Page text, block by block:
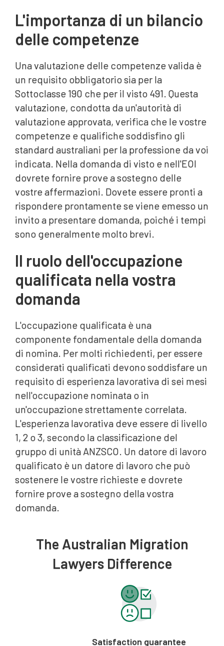
L'importanza di un bilancio
delle competenze
Una valutazione delle competenze valida è
un requisito obbligatorio sia per la
Sottoclasse 190 che per il visto 491. Questa
valutazione, condotta da un'autorità di
valutazione approvata, verifica che le vostre
competenze e qualifiche soddisfino gli
standard australiani per la professione da voi
indicata. Nella domanda di visto e nell'EOI
dovrete fornire prove a sostegno delle
vostre affermazioni. Dovete essere pronti a
rispondere prontamente se viene emesso un
invito a presentare domanda, poiché i tempi
sono generalmente molto brevi.
Il ruolo dell'occupazione
qualificata nella vostra
domanda
L'occupazione qualificata è una
componente fondamentale della domanda
di nomina. Per molti richiedenti, per essere
considerati qualificati devono soddisfare un
requisito di esperienza lavorativa di sei mesi
nell'occupazione nominata o in
un'occupazione strettamente correlata.
L'esperienza lavorativa deve essere di livello
1, 2 o 3, secondo la classificazione del
gruppo di unità ANZSCO. Un datore di lavoro
qualificato è un datore di lavoro che può
sostenere le vostre richieste e dovrete
fornire prove a sostegno della vostra
domanda.
The Australian Migration
Lawyers Difference
Satisfaction guarantee